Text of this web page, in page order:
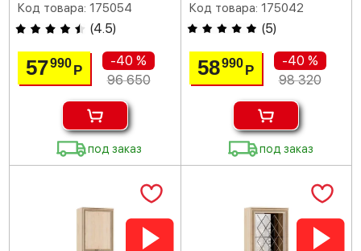
Код товара: 175054
(4.5)
57990Р
-40 %
96 650
под заказ
Код товара: 175042
(5)
58990 Р
-40 %
98 320
под заказ